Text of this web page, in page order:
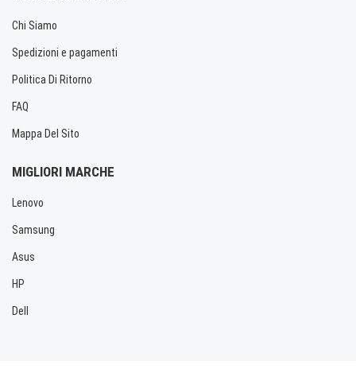
Chi Siamo
Spedizioni e pagamenti
Politica Di Ritorno
FAQ
Mappa Del Sito
MIGLIORI MARCHE
Lenovo
Samsung
Asus
HP
Dell